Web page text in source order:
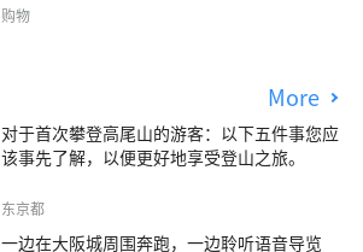
购物
More
对于首次攀登高尾山的游客：以下五件事您应
该事先了解，以便更好地享受登山之旅。
东京都
一边在大阪城周围奔跑，一边聆听语音导览